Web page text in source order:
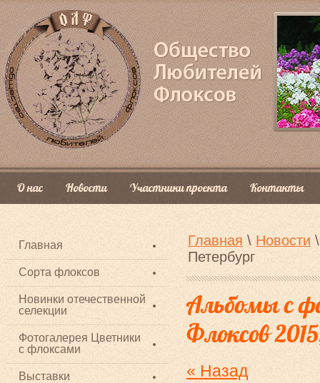
О нас Новости Участники проекта Контакты
Главная \Новости\
Петербург
Альбомы с
Флоксов
« Назад
Главная
Сорта флоксов
Новинки отечественной
селекции
Фотогалерея Цветники
с флоксами
Выставки